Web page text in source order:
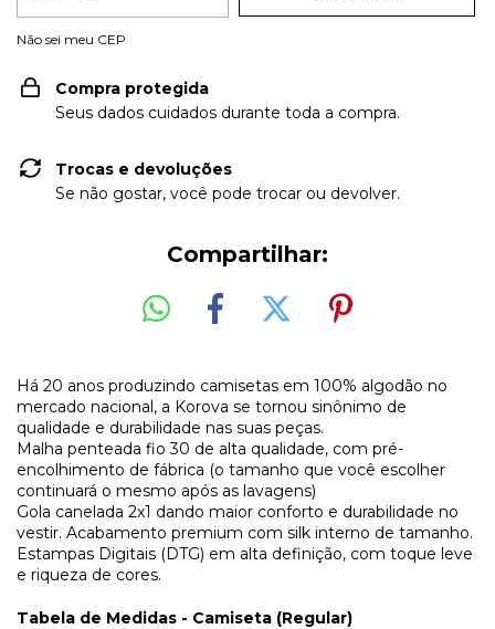
Não sei meu CEP
Compra protegida
Seus dados cuidados durante toda a compra.
Trocas e devoluções
Se não gostar, você pode trocar ou devolver.
Compartilhar:
Há 20 anos produzindo camisetas em 100% algodão no
mercado nacional, a Korova se tornou sinônimo de
qualidade e durabilidade nas suas peças.
Malha penteada fio 30 de alta qualidade, com pré-
encolhimento de fábrica (o tamanho que você escolher
continuará o mesmo após as lavagens)
Gola canelada 2x1 dando maior conforto e durabilidade no
vestir. Acabamento premium com silk interno de tamanho.
Estampas Digitais (DTG) em alta definição, com toque leve
e riqueza de cores.
Tabela de Medidas - Camiseta (Regular)